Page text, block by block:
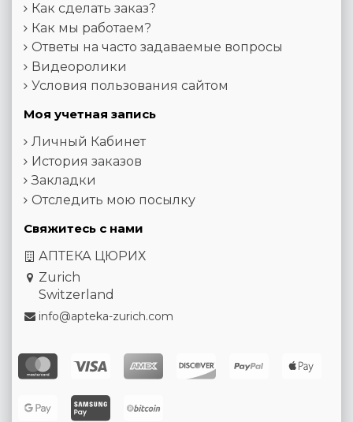
Как сделать заказ?
Как мы работаем?
Ответы на часто задаваемые вопросы
Видеоролики
Условия пользования сайтом
Моя учетная запись
Личный Кабинет
История заказов
Закладки
Отследить мою посылку
Свяжитесь с нами
АПТЕКА ЦЮРИХ
Zurich
Switzerland
info@apteka-zurich.com